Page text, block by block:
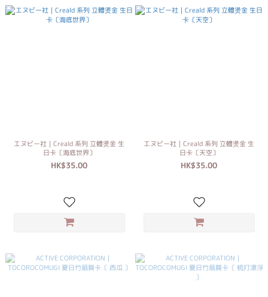
エヌビー社｜Creald 系列 立體燙金 生
日卡〔海底世界〕
HK$35.00
エヌビー社｜Creald 系列 立體燙金 生
日卡〔天空〕
HK$35.00